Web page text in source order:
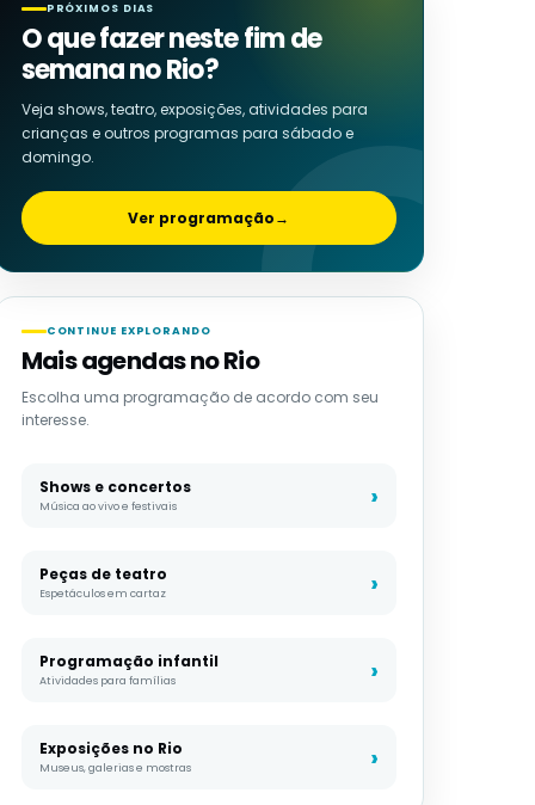
PRÓXIMOS DIAS
O que fazer neste fim de
semana no Rio?
Veja shows, teatro, exposições, atividades para
crianças e outros programas para sábado e
domingo.
Ver programação→
CONTINUE EXPLORANDO
Mais agendas no Rio
Escolha uma programação de acordo com seu
interesse.
Shows e concertos
Música ao vivo e festivais
Peças de teatro
Espetáculos em cartaz
Programação infantil
Atividades para famílias
Exposições no Rio
Museus, galerias e mostras